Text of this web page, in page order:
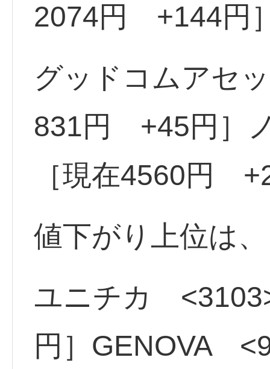
2074円 +144円
グッドコムアセ
831円 +45円］
［現在4560円
値下がり上位は、
ユニチカ
円］GENOVA